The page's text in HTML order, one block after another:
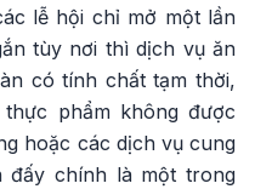
lễ hội chỉ mở một lần
tùy nơi thì dịch vụ ăn
có tính chất tạm thời,
phẩm không được
hoặc các dịch vụ cung
đấy chính là một trong